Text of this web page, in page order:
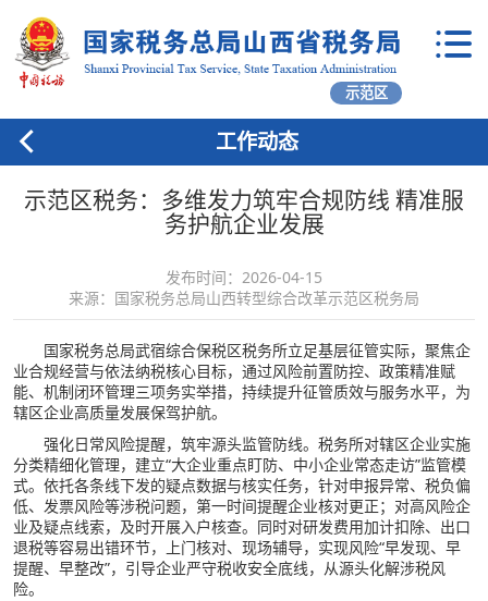
示范区
工作动态
示范区税务：多维发力筑牢合规防线 精准服
务护航企业发展
发布时间：2026-04-15
来源：国家税务总局山西转型综合改革示范区税务局
国家税务总局武宿综合保税区税务所立足基层征管实际，聚焦企
业合规经营与依法纳税核心目标，通过风险前置防控、政策精准赋
能、机制闭环管理三项务实举措，持续提升征管质效与服务水平，为
辖区企业高质量发展保驾护航。
强化日常风险提醒，筑牢源头监管防线。税务所对辖区企业实施
分类精细化管理，建立“大企业重点盯防、中小企业常态走访”监管模
式。依托各条线下发的疑点数据与核实任务，针对申报异常、税负偏
低、发票风险等涉税问题，第一时间提醒企业核对更正；对高风险企
业及疑点线索，及时开展入户核查。同时对研发费用加计扣除、出口
退税等容易出错环节，上门核对、现场辅导，实现风险“早发现、早
提醒、早整改”，引导企业严守税收安全底线，从源头化解涉税风
险。